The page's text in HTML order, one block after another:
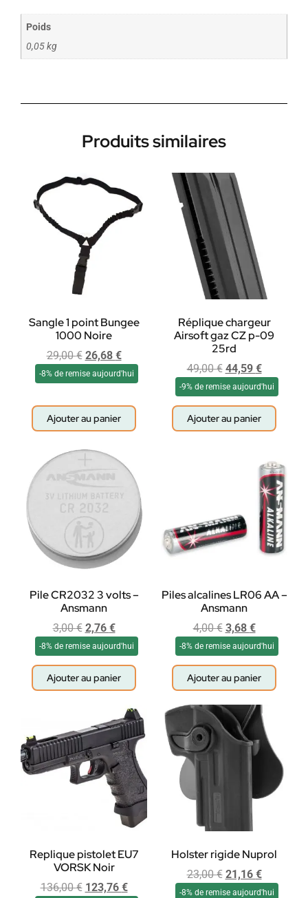
Poids
0,05 kg
Produits similaires
Sangle 1 point Bungee
1000 Noire
29,00€ 26,68 €
-8% de remise aujourd'hui
Ajouter au panier
Réplique chargeur
Airsoft gaz CZ p-09
25rd
49,00€ 44,59 €
-9% de remise aujourd'hui
Ajouter au panier
Pile CR2032 3 volts –
Ansmann
3,00€ 2,76 €
-8% de remise aujourd'hui
Ajouter au panier
Piles alcalines LR06 AA –
Ansmann
4,00€ 3,68 €
-8% de remise aujourd'hui
Ajouter au panier
Replique pistolet EU7
VORSK Noir
136,00€ 123,76 €
Holster rigide Nuprol
23,00€ 21,16 €
-8% de remise aujourd'hui